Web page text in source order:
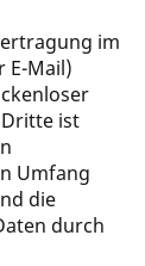
im
E-Mail)
ist
Umfang
die
durch